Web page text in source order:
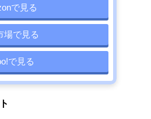
で見る
場で見る
で見る